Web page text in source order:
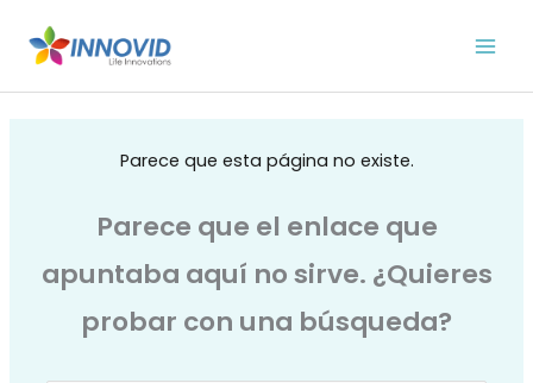
Parece que esta página no existe.
Parece que el enlace que
apuntaba aquí no sirve. ¿Quieres
probar con una búsqueda?